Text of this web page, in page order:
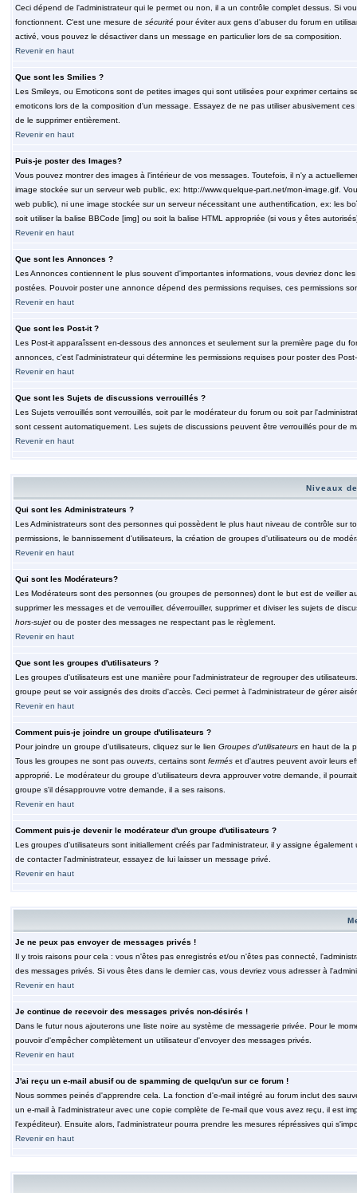
Ceci dépend de l'administrateur qui le permet ou non, il a un contrôle complet dessus. Si
fonctionnent. C'est une mesure de sécuritépour éviter aux gens d'abuser du forum en
activé, vous pouvez le désactiver dans un message en particulier lors de sa composition.
Revenir en haut
Que sont les Smilies ?
Les Smileys, ou Emoticons sont de petites images qui sont utilisées pour exprimer certains
emoticons lors de la composition d'un message. Essayez de ne pas utiliser abusivement
de le supprimer entièrement.
Revenir en haut
Puis-je poster des Images?
Vous pouvez montrer des images à l'intérieur de vos messages. Toutefois, il n'y a
image stockée sur un serveur web public, ex: http://www.quelque-part.net/mon-image.gif.
web public), ni une image stockée sur un serveur nécessitant une authentification, ex: les
soit utiliser la balise BBCode [img] ou soit la balise HTML appropriée (si vous y êtes
Revenir en haut
Que sont les Annonces ?
Les Annonces contiennent le plus souvent d'importantes informations, vous devriez donc
postées. Pouvoir poster une annonce dépend des permissions requises, ces permissions
Revenir en haut
Que sont les Post-it ?
Les Post-it apparaîssent en-dessous des annonces et seulement sur la première page du
annonces, c'est l'administrateur qui détermine les permissions requises pour poster des
Revenir en haut
Que sont les Sujets de discussions verrouillés ?
Les Sujets verrouillés sont verrouillés, soit par le modérateur du forum ou soit par
sont cessent automatiquement. Les sujets de discussions peuvent être verrouillés pour de
Revenir en haut
Niveaux
Qui sont les Administrateurs ?
Les Administrateurs sont des personnes qui possèdent le plus haut niveau de contrôle sur
permissions, le bannissement d'utilisateurs, la création de groupes d'utilisateurs ou de
Revenir en haut
Qui sont les Modérateurs?
Les Modérateurs sont des personnes (ou groupes de personnes) dont le but est de veiller
supprimer les messages et de verrouiller, déverrouiller, supprimer et diviser les sujets de
hors-sujetou de poster des messages ne respectant pas le règlement.
Revenir en haut
Que sont les groupes d'utilisateurs ?
Les groupes d'utilisateurs est une manière pour l'administrateur de regrouper des
groupe peut se voir assignés des droits d'accès. Ceci permet à l'administrateur de gérer
Revenir en haut
Comment puis-je joindre un groupe d'utilisateurs ?
Pour joindre un groupe d'utilisateurs, cliquez sur le lien Groupes d'utilisateursen haut de la
Tous les groupes ne sont pas ouverts, certains sont ferméset d'autres peuvent avoir leurs
approprié. Le modérateur du groupe d'utilisateurs devra approuver votre demande, il
groupe s'il désapprouvre votre demande, il a ses raisons.
Revenir en haut
Comment puis-je devenir le modérateur d'un groupe d'utilisateurs ?
Les groupes d'utilisateurs sont initiallement créés par l'administrateur, il y assigne
de contacter l'administrateur, essayez de lui laisser un message privé.
Revenir en haut
Je ne peux pas envoyer de messages privés !
Il y trois raisons pour cela : vous n'êtes pas enregistrés et/ou n'êtes pas connecté,
des messages privés. Si vous êtes dans le dernier cas, vous devriez vous adresser à
Revenir en haut
Je continue de recevoir des messages privés non-désirés !
Dans le futur nous ajouterons une liste noire au système de messagerie privée. Pour le
pouvoir d'empêcher complètement un utilisateur d'envoyer des messages privés.
Revenir en haut
J'ai reçu un e-mail abusif ou de spamming de quelqu'un sur ce forum !
Nous sommes peinés d'apprendre cela. La fonction d'e-mail intégré au forum inclut des
un e-mail à l'administrateur avec une copie complète de l'e-mail que vous avez reçu, il est
l'expéditeur). Ensuite alors, l'administrateur pourra prendre les mesures répréssives qui
Revenir en haut